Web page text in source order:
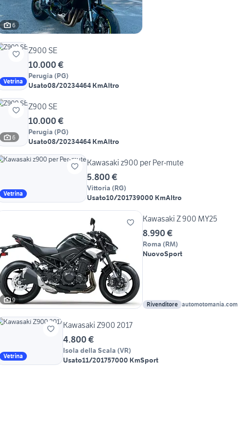
6
Vetrina
Z900 SE
10.000 €
Perugia (PG)
Usato08/20234464 KmAltro
6
Z900 SE
10.000 €
Perugia (PG)
Usato08/20234464 KmAltro
Vetrina
Kawasaki z900 per Per-mute
5.800 €
Vittoria (RG)
Usato10/201739000 KmAltro
9
Kawasaki Z 900 MY25
8.990 €
Roma (RM)
NuovoSport
Rivenditore automotomania.com
Vetrina
Kawasaki Z900 2017
4.800 €
Isola della Scala (VR)
Usato11/201757000 KmSport